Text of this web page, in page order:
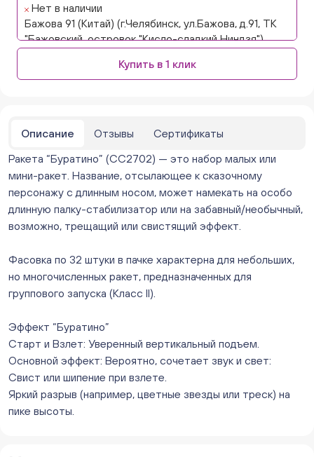
Нет в наличии
Бажова 91 (Китай) (г.Челябинск, ул.Бажова, д.91, ТК
"Бажовский, островок "Кисло-сладкий Ниндзя")
Нет в наличии
ежедневно с 10:00 до 20:00
Нет в наличии
Краснопольский 13г (Цветы) (Краснопольский, 13Г)
ежедневно с 10:00 до 20:00
Нет в наличии
ежедневно с 10:00 до 20:00
Нет в наличии
Невский. Черкасская 17 (г. Челябинск, ул.
Черкасская, д.17/1, за ТК "Невский")
Нет в наличии
Овчинникова, д 12 (Челябинск, улица Овчинникова,
12А)
ежедневно с 10:00 до 20:00
Нет в наличии
Слава. Копейск, пр.Славы 8/1 (Копейск, пр. Славы
Купить в 1 клик
Описание Отзывы
Сертификаты
Ракета “Буратино” (СС2702) — это набор малых или
мини-ракет. Название, отсылающее к сказочному
персонажу с длинным носом, может намекать на особо
длинную палку-стабилизатор или на забавный/необычный,
возможно, трещащий или свистящий эффект.
Фасовка по 32 штуки в пачке характерна для небольших,
но многочисленных ракет, предназначенных для
группового запуска (Класс II).
Эффект “Буратино”
Старт и Взлет: Уверенный вертикальный подъем.
Основной эффект: Вероятно, сочетает звук и свет:
Свист или шипение при взлете.
Яркий разрыв (например, цветные звезды или треск) на
пике высоты.